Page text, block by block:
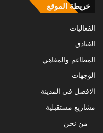
خريطة الموقع
الفعاليات
الفنادق
المطاعم والمقاهي
الوجهات
الافضل في المدينة
مشاريع مستقبلية
من نحن